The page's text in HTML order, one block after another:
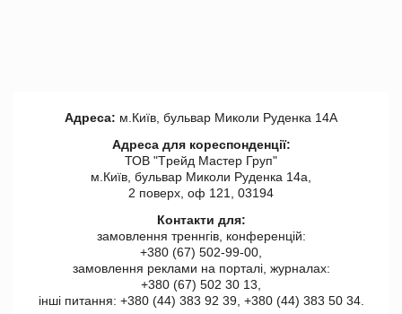
Адреса: м.Київ, бульвар Миколи Руденка 14А
Адреса для кореспонденції:
ТОВ "Tрейд Мастер Груп"
м.Київ, бульвар Миколи Руденка 14а,
2 поверх, оф 121, 03194
Контакти для:
замовлення треннгів, конференцій:
+380 (67) 502-99-00,
замовлення реклами на порталі, журналах:
+380 (67) 502 30 13,
інші питання: +380 (44) 383 92 39, +380 (44) 383 50 34.